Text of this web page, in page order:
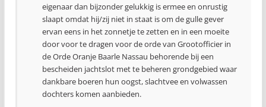
eigenaar dan bijzonder gelukkig is ermee en onrustig
slaapt omdat hij/zij niet in staat is om de gulle gever
ervan eens in het zonnetje te zetten en in een moeite
door voor te dragen voor de orde van Grootofficier in
de Orde Oranje Baarle Nassau behorende bij een
bescheiden jachtslot met te beheren grondgebied waar
dankbare boeren hun oogst, slachtvee en volwassen
dochters komen aanbieden.